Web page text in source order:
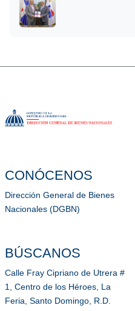
CONÓCENOS
Dirección General de Bienes
Nacionales (DGBN)
BÚSCANOS
Calle Fray Cipriano de Utrera #
1, Centro de los Héroes, La
Feria, Santo Domingo, R.D.